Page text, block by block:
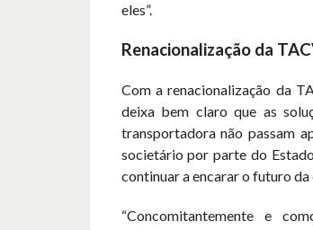
eles”.
Renacionalização da
Com a renacionalização da
deixa bem claro que as
transportadora não passam
societário por parte do
continuar a encarar o futuro da
“Concomitantemente e